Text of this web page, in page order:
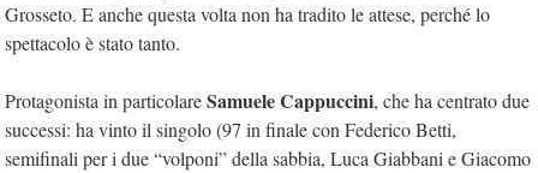
Grosseto. E anche questa volta non ha tradito le attese, perché lo
spettacolo è stato tanto.
Protagonista in particolareSamuele Cappuccini, che ha centrato due
successi: ha vinto il singolo (97 in finale con Federico Betti,
semifinali per i due “volponi” della sabbia, Luca Giabbani e Giacomo